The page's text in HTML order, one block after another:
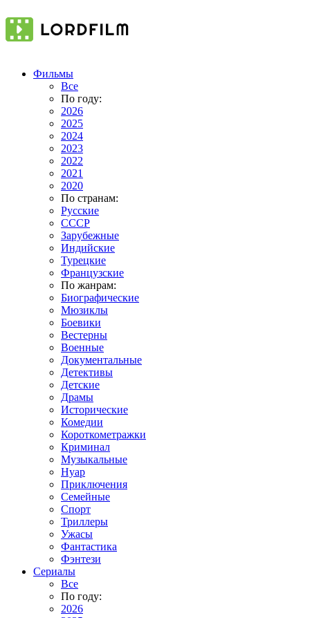
Фильмы
Все
По году:
2026
2025
2024
2023
2022
2021
2020
По странам:
Русские
СССР
Зарубежные
Индийские
Турецкие
Французские
По жанрам:
Биографические
Мюзиклы
Боевики
Вестерны
Военные
Документальные
Детективы
Детские
Драмы
Исторические
Комедии
Короткометражки
Криминал
Музыкальные
Нуар
Приключения
Семейные
Спорт
Триллеры
Ужасы
Фантастика
Фэнтези
Сериалы
Все
По году:
2026